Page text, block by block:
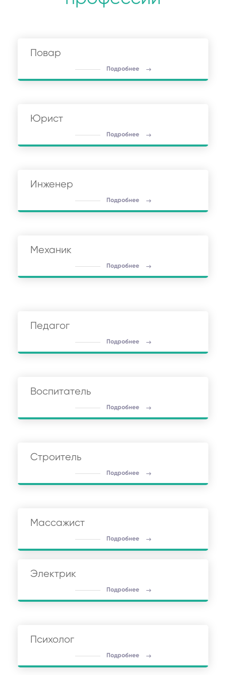
Повар
Подробнее
Юрист
Подробнее
Инженер
Подробнее
Механик
Подробнее
Педагог
Подробнее
Воспитатель
Подробнее
Строитель
Подробнее
Массажист
Подробнее
Электрик
Подробнее
Психолог
Подробнее